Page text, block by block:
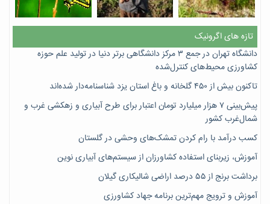
تازه های اگرونیک
دانشگاه تهران در جمع ۳ مرکز دانشگاهی برتر دنیا در تولید علم حوزه
کشاورزی محیط‌های کنترل‌شده
تاکنون بیش از ۴۵۰ گلخانه و باغ استان یزد شناسنامه‌دار شده‌اند
پیش‌بینی ۷‌ هزار میلیارد تومان اعتبار برای طرح آبیاری و زهکشی غرب و
شمال‌غرب کشور
کسب درآمد با رام کردن تمشک‌های وحشی در گلستان
آموزش، زیربنای استفاده کشاورزان از سیستم‌های آبیاری نوین
برداشت برنج از ۵۵ درصد اراضی شالیکاری گیلان
آموزش و ترویج مهم‌ترین برنامه جهاد کشاورزی